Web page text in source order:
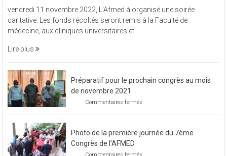
à
organisé
une
vendredi 11 novembre 2022, L’Afmed à organisé une soirée
caritative. Les fonds récoltés seront remis à la Faculté de
médecine, aux cliniques universitaires et
Lire plus
Préparatif pour le prochain congrès au mois
de novembre 2021
Commentaires fermés
prochain
Photo de la première journée du 7ème
Congrès de l’AFMED